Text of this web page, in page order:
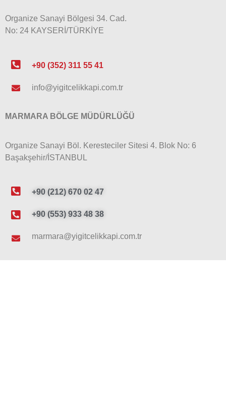
Organize Sanayi Bölgesi 34. Cad.
No: 24 KAYSERİ/TÜRKİYE
+90 (352) 311 55 41
info@yigitcelikkapi.com.tr
MARMARA BÖLGE MÜDÜRLÜĞÜ
Organize Sanayi Böl. Keresteciler Sitesi 4. Blok No: 6
Başakşehir/İSTANBUL
+90 (212) 670 02 47
+90 (553) 933 48 38
marmara@yigitcelikkapi.com.tr